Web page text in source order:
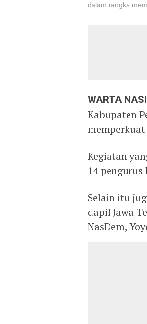
dalam rangka
WARTA
Kabupaten
Kegiatan
14 pengurus
Selain itu
dapil Jawa
NasDem,